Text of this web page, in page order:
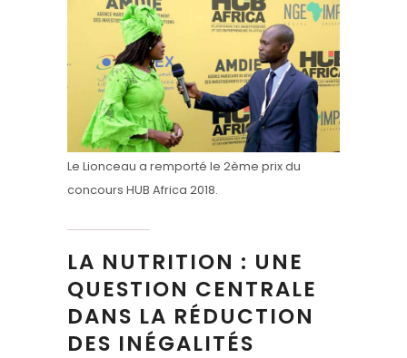
Le Lionceau a remporté le 2ème prix du
concours HUB Africa 2018.
LA NUTRITION : UNE
QUESTION CENTRALE
DANS LA RÉDUCTION
DES INÉGALITÉS